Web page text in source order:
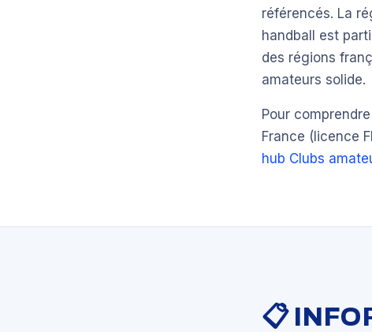
référencés. La
handball est
des régions
amateurs solide.
Pour
France (licence
hub Clubs
📋